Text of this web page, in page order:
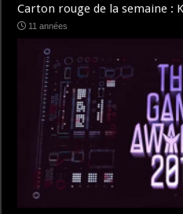
Carton rouge de la semaine :
11 années